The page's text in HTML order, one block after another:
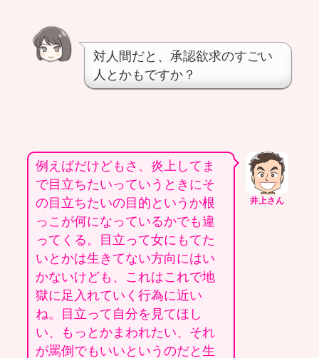
対人間だと、承認欲求のすごい
人とかもですか？
井上さん
例えばだけどもさ、炎上してま
で目立ちたいっていうときにそ
の目立ちたいの目的というか根
っこが何になっているかでも違
ってくる。目立って女にもてた
いとかは生きてない方向にはい
かないけども、これはこれで地
獄に足入れていく行為に近い
ね。目立って自分を見てほし
い、もっとかまわれたい、それ
が罵倒でもいいというのだと生